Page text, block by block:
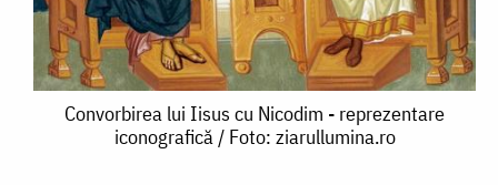
Convorbirea
Convorbirea lui Iisus cu Nicodim - reprezentare
iconografică / Foto: ziarullumina.ro